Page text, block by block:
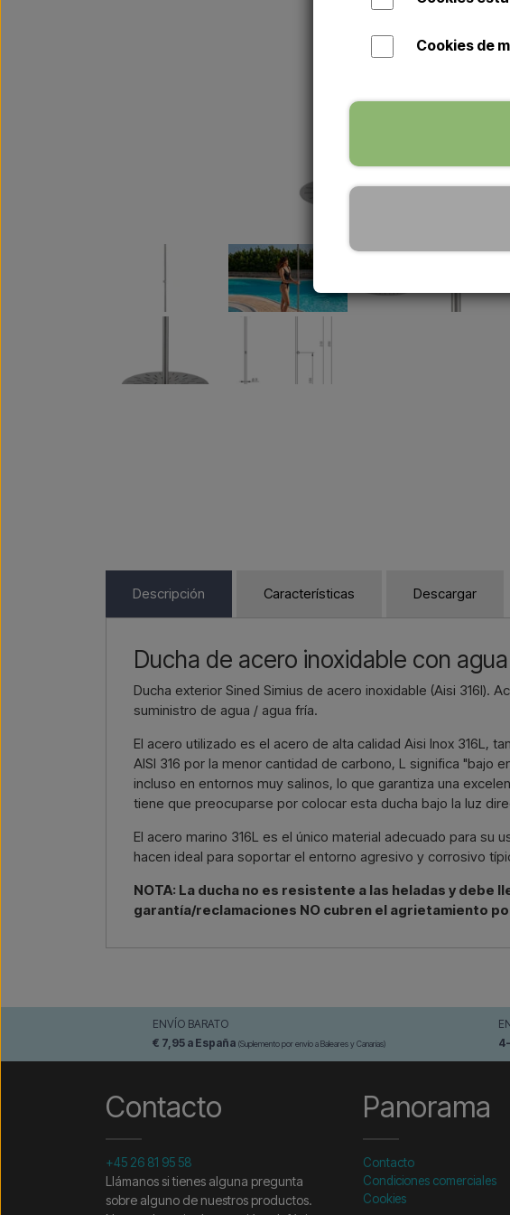
Descripción Características Descargar
Ducha de acero inoxidable con
Ducha exterior Sined Simius de acero inoxidable (Aisi 316l).
suministro de agua / agua fría.
El acero utilizado es el acero de alta calidad Aisi Inox 316L,
AISI 316 por la menor cantidad de carbono, L significa
incluso en entornos muy salinos, lo que garantiza una
tiene que preocuparse por colocar esta ducha bajo la luz
El acero marino 316L es el único material adecuado para
hacen ideal para soportar el entorno agresivo y corrosivo
NOTA: La ducha no es resistente a las heladas y
garantía/reclamaciones NO cubren el agrietamiento
ENVÍO BARATO
€ 7,95 a España(Suplemento por envío a Baleares y Canarias)
Contacto
+45 26 81 95 58
Llámanos si tienes alguna pregunta
sobre alguno de nuestros productos.
Panorama
Contacto
Condiciones comerciales
Cookies
Cookies de